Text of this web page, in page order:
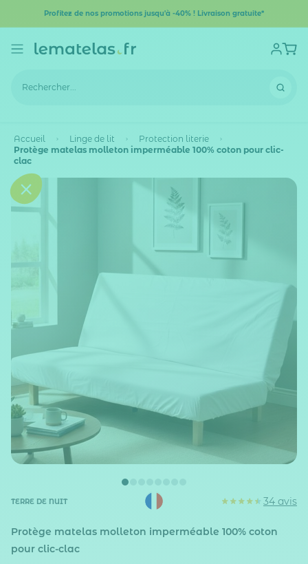
Profitez de nos promotions jusqu'à -40% ! Livraison gratuite*
Accueil Linge de lit
Protection literie
Protège matelas molleton imperméable 100% coton pour clic-
clac
TERRE DE NUIT 34 avis
Protège matelas molleton imperméable 100% coton
pour clic-clac